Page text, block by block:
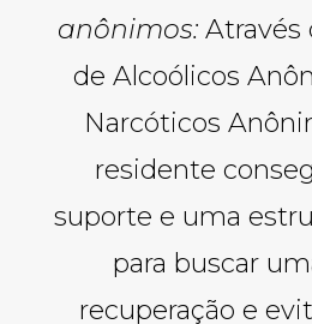
anônimos:Através
de Alcoólicos
Narcóticos
residente
suporte e uma
para buscar
recuperação e